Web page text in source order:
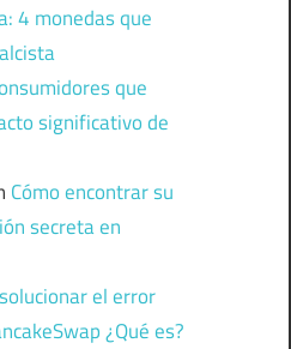
4 monedas que
que
significativo de
Cómo encontrar su
secreta en
el error
¿Qué es?